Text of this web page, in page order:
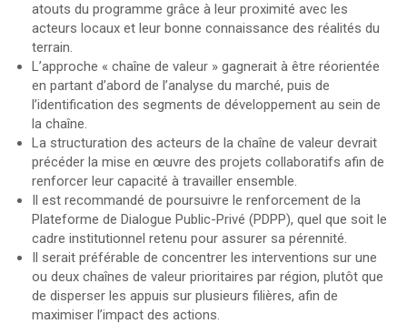
atouts du programme grâce à leur proximité avec les
acteurs locaux et leur bonne connaissance des réalités du
terrain.
L’approche « chaîne de valeur » gagnerait à être réorientée
en partant d’abord de l’analyse du marché, puis de
l’identification des segments de développement au sein de
la chaîne.
La structuration des acteurs de la chaîne de valeur devrait
précéder la mise en œuvre des projets collaboratifs afin de
renforcer leur capacité à travailler ensemble.
Il est recommandé de poursuivre le renforcement de la
Plateforme de Dialogue Public-Privé (PDPP), quel que soit le
cadre institutionnel retenu pour assurer sa pérennité.
Il serait préférable de concentrer les interventions sur une
ou deux chaînes de valeur prioritaires par région, plutôt que
de disperser les appuis sur plusieurs filières, afin de
maximiser l’impact des actions.